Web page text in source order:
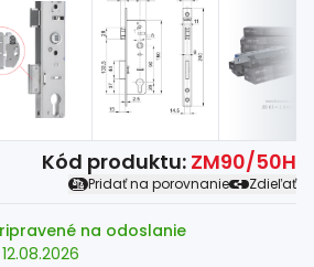
Kód produktu: ZM90/50H
Pridať na porovnanie Zdieľať
na odoslanie
12.08.2026